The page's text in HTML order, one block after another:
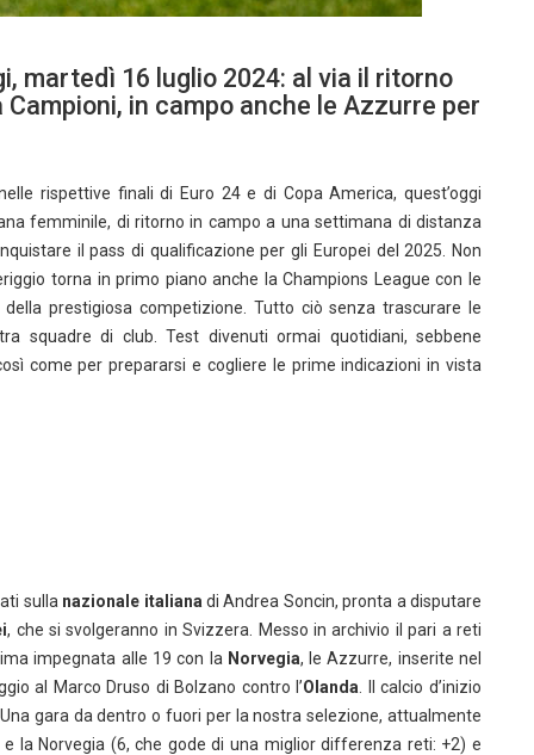
martedì 16 luglio 2024: al via il ritorno
in campo anche le Azzurre per
rispettive finali di Euro 24 e di Copa America, quest’oggi
femminile, di ritorno in campo a una settimana di distanza
il pass di qualificazione per gli Europei del 2025. Non
torna in primo piano anche la Champions League con le
prestigiosa competizione. Tutto ciò senza trascurare le
squadre di club. Test divenuti ormai quotidiani, sebbene
come per prepararsi e cogliere le prime indicazioni in vista
sulla nazionale italiana di Andrea Soncin, pronta a disputare
, che si svolgeranno in Svizzera. Messo in archivio il pari a reti
impegnata alle 19 con la Norvegia, le Azzurre, inserite nel
al Marco Druso di Bolzano contro l’Olanda . Il calcio d’inizio
gara da dentro o fuori per la nostra selezione, attualmente
la Norvegia (6, che gode di una miglior differenza reti: +2) e